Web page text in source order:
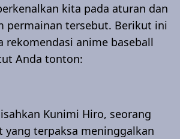
kita pada aturan dan
permainan tersebut. Berikut ini
rekomendasi anime baseball
Anda tonton:
Kunimi Hiro, seorang
yang terpaksa meninggalkan